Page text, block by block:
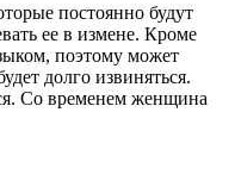
постоянно будут
ее в измене. Кроме
поэтому может
долго извиняться.
Со временем женщина